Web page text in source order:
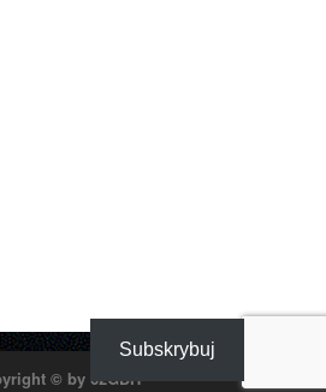
© by 62GDH
Subskrybuj